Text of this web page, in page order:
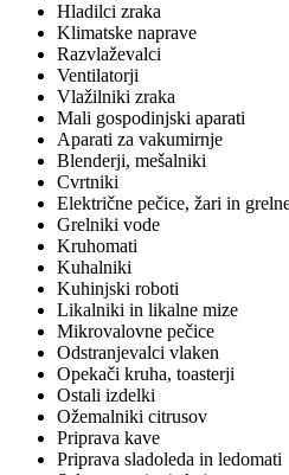
Hladilci zraka
Klimatske naprave
Razvlaževalci
Ventilatorji
Vlažilniki zraka
Mali gospodinjski aparati
Aparati za vakumirnje
Blenderji, mešalniki
Cvrtniki
Električne pečice, žari in
Grelniki vode
Kruhomati
Kuhalniki
Kuhinjski roboti
Likalniki in likalne mize
Mikrovalovne pečice
Odstranjevalci vlaken
Opekači kruha, toasterji
Ostali izdelki
Ožemalniki citrusov
Priprava kave
Priprava sladoleda in ledomati